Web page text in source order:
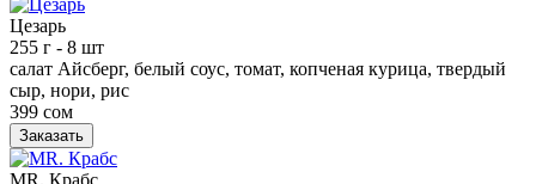
Цезарь
255 г - 8 шт
салат Айсберг, белый соус, томат, копченая курица, твердый
сыр, нори, рис
399 сом
Заказать
MR. Крабс